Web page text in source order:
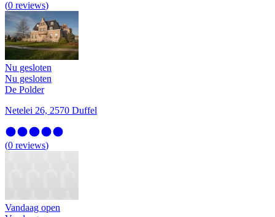
(0 reviews)
Nu gesloten
Nu gesloten
De Polder
Netelei 26, 2570 Duffel
(0 reviews)
Vandaag open